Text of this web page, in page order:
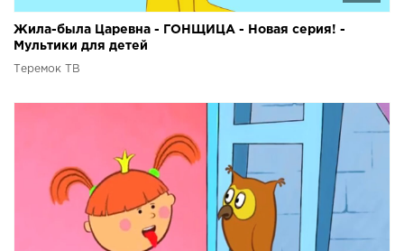
Жила-была Царевна - ГОНЩИЦА - Новая серия! -
Мультики для детей
Теремок ТВ